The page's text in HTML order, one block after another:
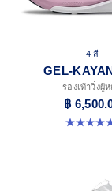
4 สี
GEL-
รองเท้าวิ่งผู้
฿
4.8 จาก 5 ดาว 42 รีวิว